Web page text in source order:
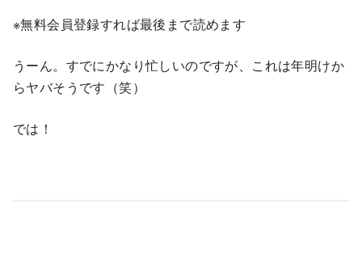
※無料会員登録すれば最後まで読めます
うーん。すでにかなり忙しいのですが、これは年明けか
らヤバそうです（笑）
では！